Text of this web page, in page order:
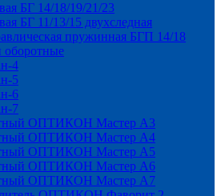
БГ 14/18/19/21/23
БГ 11/13/15 двухследная
пружинная БГП 14/18
оборотные
4
5
6
7
ОПТИКОН Мастер А3
ОПТИКОН Мастер А4
ОПТИКОН Мастер А5
ОПТИКОН Мастер А6
ОПТИКОН Мастер А7